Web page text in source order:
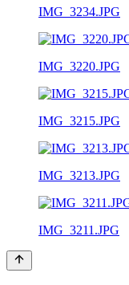
IMG_3234.JPG
IMG_3220.JPG
IMG_3215.JPG
IMG_3213.JPG
IMG_3211.JPG